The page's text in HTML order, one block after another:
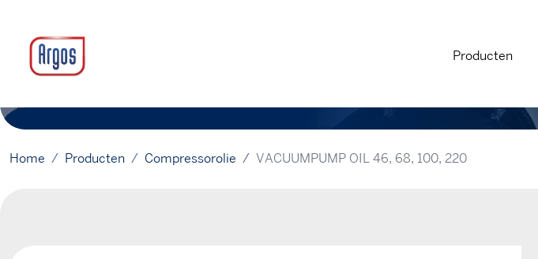
Producten
Home Producten Compressorolie VACUUMPUMP OIL 46, 68, 100, 220